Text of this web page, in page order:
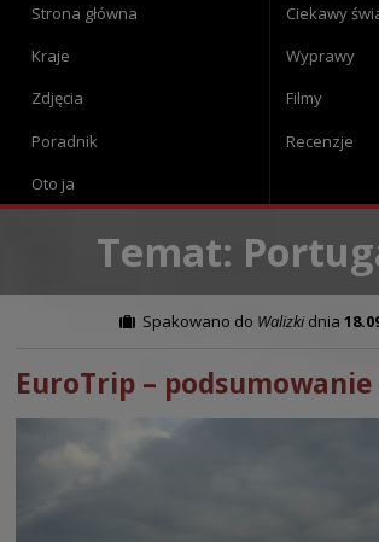
Strona główna
Ciekawy
Kraje
Wyprawy
Zdjęcia
Filmy
Poradnik
Recenzje
Oto ja
Temat:
Spakowano do Walizkidnia
EuroTrip –